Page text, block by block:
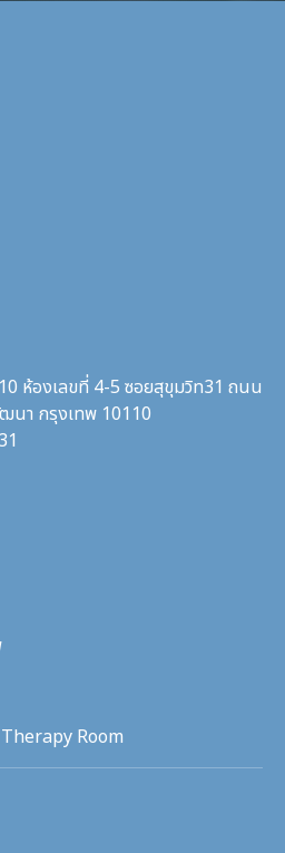
ห้องเลขที่ 4-5 ซอยสุขุมวิท31 ถนน
นา กรุงเทพ 10110
Therapy Room